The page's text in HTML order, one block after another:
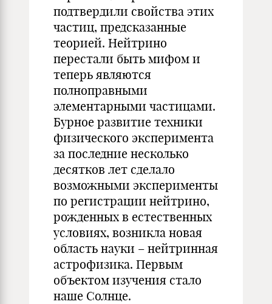
подтвердили свойства этих
частиц, предсказанные
теорией. Нейтрино
перестали быть мифом и
теперь являются
полноправными
элементарными частицами.
Бурное развитие техники
физического эксперимента
за последние несколько
десятков лет сделало
возможными эксперименты
по регистрации нейтрино,
рожденных в естественных
условиях, возникла новая
область науки – нейтринная
астрофизика. Первым
объектом изучения стало
наше Солнце.